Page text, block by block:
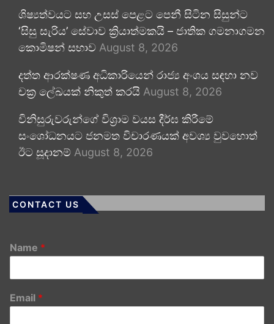
ශිෂ්‍යත්වයට සහ උසස් පෙළට පෙනී සිටින සිසුන්ට
‘සිසු සැරිය’ සේවාව ක්‍රියාත්මකයි – ජාතික ගමනාගමන
කොමිෂන් සභාව August 8, 2026
දත්ත ආරක්ෂණ අධිකාරියෙන් රාජ්‍ය අංශය සඳහා නව
චක්‍ර ලේඛයක් නිකුත් කරයි August 8, 2026
විනිසුරුවරුන්ගේ විශ්‍රාම වයස දීර්ඝ කිරීමේ
සංශෝධනයට ජනමත විචාරණයක් අවශ්‍ය වුවහොත්
ඊට සූදානම් August 8, 2026
CONTACT US
Name *
Email *